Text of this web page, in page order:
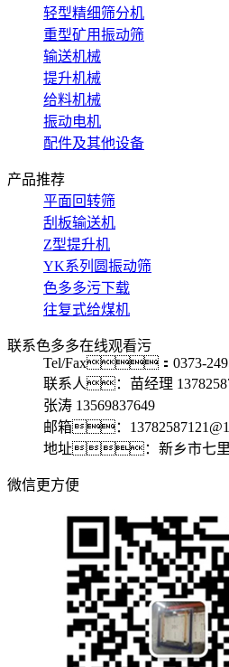
轻型精细筛分机
重型矿用振动筛
输送机械
提升机械
给料机械
振动电机
配件及其他设备
产品推荐
平面回转筛
刮板输送机
Z型提升机
YK系列圆振动筛
色多多污下载
往复式给煤机
联系色多多在线观看污
Tel/Fax：0373-
联系人：苗经理
张涛 13569837649
邮箱：
地址：新乡市七里
微信更方便